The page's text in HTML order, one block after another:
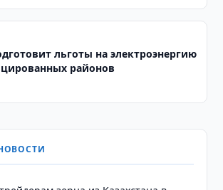
льготы на электроэнергию
районов